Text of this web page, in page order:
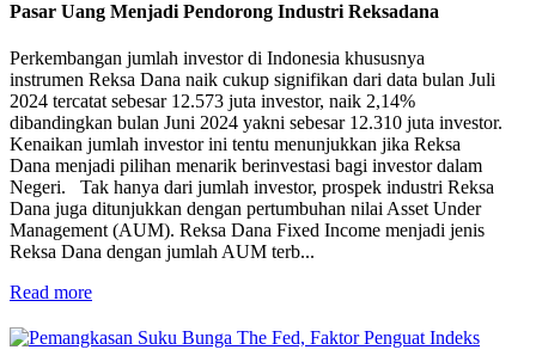
Pasar Uang Menjadi Pendorong Industri Reksadana
Perkembangan jumlah investor di Indonesia khususnya
instrumen Reksa Dana naik cukup signifikan dari data bulan Juli
2024 tercatat sebesar 12.573 juta investor, naik 2,14%
dibandingkan bulan Juni 2024 yakni sebesar 12.310 juta investor.
Kenaikan jumlah investor ini tentu menunjukkan jika Reksa
Dana menjadi pilihan menarik berinvestasi bagi investor dalam
Negeri. Tak hanya dari jumlah investor, prospek industri Reksa
Dana juga ditunjukkan dengan pertumbuhan nilai Asset Under
Management (AUM). Reksa Dana Fixed Income menjadi jenis
Reksa Dana dengan jumlah AUM terb...
Read more